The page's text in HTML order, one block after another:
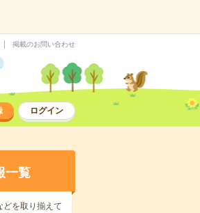
掲載のお問い合わせ
ログイン
一覧
どを取り揃えて